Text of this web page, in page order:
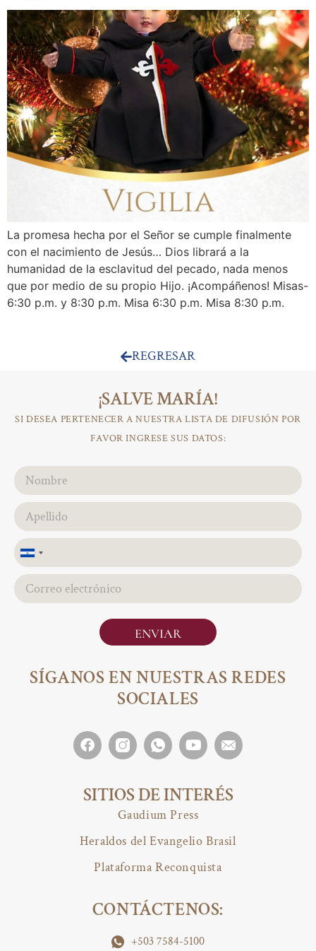
La promesa hecha por el Señor se cumple finalmente
con el nacimiento de Jesús… Dios librará a la
humanidad de la esclavitud del pecado, nada menos
que por medio de su propio Hijo. ¡Acompáñenos! Misas-
6:30 p.m. y 8:30 p.m. Misa 6:30 p.m. Misa 8:30 p.m.
REGRESAR
CONTÁCTENOS:
+503 7584-5100
SÍGANOS EN NUESTRAS REDES
SOCIALES
SITIOS DE INTERÉS
Gaudium Press
Heraldos del Evangelio Brasil
Plataforma Reconquista
¡SALVE MARÍA!
SI DESEA PERTENECER A NUESTRA LISTA DE DIFUSIÓN POR
FAVOR INGRESE SUS DATOS:
El
Salvador
+503
ENVIAR